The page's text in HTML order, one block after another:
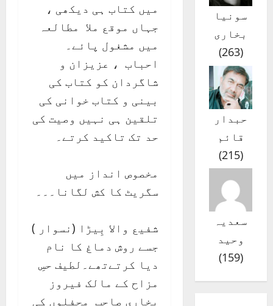
میں کتاب ہی دیکھی ،
جہاں موقع ملا مطالعہ
میں مشغول پائے۔
احباب ، عزیزان و
شاگردان کو کتاب کی
بینی و کتاب خوانی کی
تلقین ہی نہیں وصیت کی
حد تک تاکید کرتے۔
مخصوص انداز میں
سگریٹ کا کش لگانا۔۔۔
شفیع والا بِیڑا (نسوار )
جسے روش دماغ کا نام
دیا کرتےتھے۔لطیف حسِ
مزاح کے مالک فیروز
بخاری صاحب محفلوں کی
سونیا
بخاری
(
263
)
حبدار
قائم
(
215
)
سعدیہ
وحید
(
159
)